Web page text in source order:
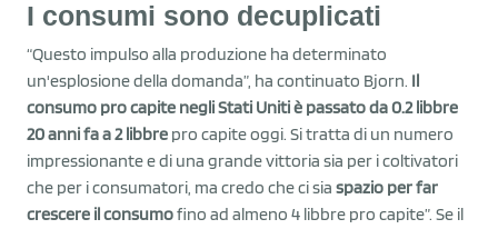
I consumi sono decuplicati
“Questo impulso alla produzione ha determinato
un'esplosione della domanda”, ha continuato Bjorn. Il
consumo pro capite negli Stati Uniti è passato da 0.2 libbre
20 anni fa a 2 libbre pro capite oggi. Si tratta di un numero
impressionante e di una grande vittoria sia per i coltivatori
che per i consumatori, ma credo che ci sia spazio per far
crescere il consumofino ad almeno 4 libbre pro capite”. Se il